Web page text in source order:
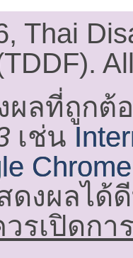
Thai
ผลที่ถูกต้
เช่น
ดงผลได้
รเปิดกา